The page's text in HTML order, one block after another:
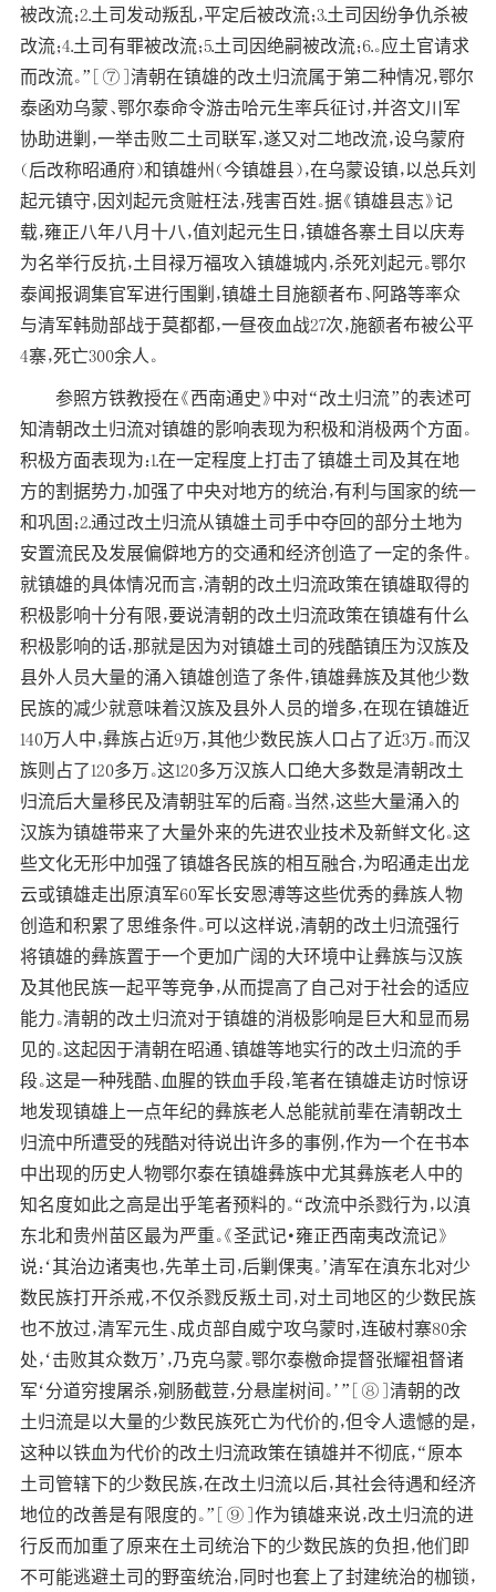
被改流；2.土司发动叛乱，平定后被改流；3.土司因纷争仇杀被
改流；4.土司有罪被改流；5.土司因绝嗣被改流；6.。应土官请求
而改流。”[⑦]清朝在镇雄的改土归流属于第二种情况，鄂尔
泰函劝乌蒙、鄂尔泰命令游击哈元生率兵征讨，并咨文川军
协助进剿，一举击败二土司联军，遂又对二地改流，设乌蒙府
（后改称昭通府）和镇雄州（今镇雄县），在乌蒙设镇，以总兵刘
起元镇守，因刘起元贪赃枉法，残害百姓。据《镇雄县志》记
载，雍正八年八月十八，值刘起元生日，镇雄各寨土目以庆寿
为名举行反抗，土目禄万福攻入镇雄城内，杀死刘起元。鄂尔
泰闻报调集官军进行围剿，镇雄土目施额者布、阿路等率众
与清军韩勋部战于莫都都，一昼夜血战27次，施额者布被公平
4寨，死亡300余人。
参照方铁教授在《西南通史》中对“改土归流”的表述可
知清朝改土归流对镇雄的影响表现为积极和消极两个方面。
积极方面表现为：1.在一定程度上打击了镇雄土司及其在地
方的割据势力，加强了中央对地方的统治，有利与国家的统一
和巩固；2.通过改土归流从镇雄土司手中夺回的部分土地为
安置流民及发展偏僻地方的交通和经济创造了一定的条件。
就镇雄的具体情况而言，清朝的改土归流政策在镇雄取得的
积极影响十分有限，要说清朝的改土归流政策在镇雄有什么
积极影响的话，那就是因为对镇雄土司的残酷镇压为汉族及
县外人员大量的涌入镇雄创造了条件，镇雄彝族及其他少数
民族的减少就意味着汉族及县外人员的增多，在现在镇雄近
140万人中，彝族占近9万，其他少数民族人口占了近3万。而汉
族则占了120多万。这120多万汉族人口绝大多数是清朝改土
归流后大量移民及清朝驻军的后裔。当然，这些大量涌入的
汉族为镇雄带来了大量外来的先进农业技术及新鲜文化。这
些文化无形中加强了镇雄各民族的相互融合，为昭通走出龙
云或镇雄走出原滇军60军长安恩溥等这些优秀的彝族人物
创造和积累了思维条件。可以这样说，清朝的改土归流强行
将镇雄的彝族置于一个更加广阔的大环境中让彝族与汉族
及其他民族一起平等竞争，从而提高了自己对于社会的适应
能力。清朝的改土归流对于镇雄的消极影响是巨大和显而易
见的。这起因于清朝在昭通、镇雄等地实行的改土归流的手
段。这是一种残酷、血腥的铁血手段，笔者在镇雄走访时惊讶
地发现镇雄上一点年纪的彝族老人总能就前辈在清朝改土
归流中所遭受的残酷对待说出许多的事例，作为一个在书本
中出现的历史人物鄂尔泰在镇雄彝族中尤其彝族老人中的
知名度如此之高是出乎笔者预料的。“改流中杀戮行为，以滇
东北和贵州苗区最为严重。《圣武记·雍正西南夷改流记》
说：‘其治边诸夷也，先革土司，后剿倮夷。’清军在滇东北对少
数民族打开杀戒，不仅杀戮反叛土司，对土司地区的少数民族
也不放过，清军元生、成贞部自威宁攻乌蒙时，连破村寨80余
处，‘击败其众数万’，乃克乌蒙。鄂尔泰檄命提督张耀祖督诸
军‘分道穷搜屠杀，剜肠截荳，分悬崖树间。’”[⑧]清朝的改
土归流是以大量的少数民族死亡为代价的，但令人遗憾的是，
这种以铁血为代价的改土归流政策在镇雄并不彻底，“原本
土司管辖下的少数民族，在改土归流以后，其社会待遇和经济
地位的改善是有限度的。”[⑨]作为镇雄来说，改土归流的进
行反而加重了原来在土司统治下的少数民族的负担，他们即
不可能逃避土司的野蛮统治，同时也套上了封建统治的枷锁，